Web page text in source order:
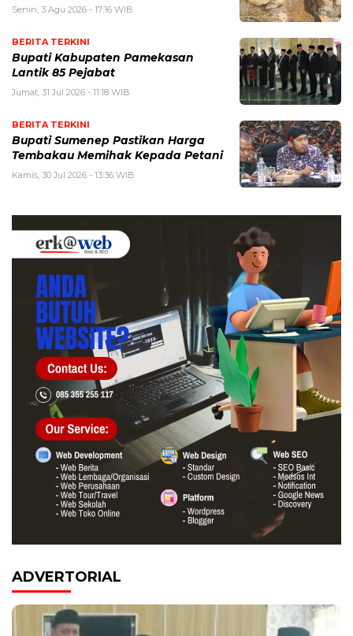
Senin, 3 Agu 2026 - 17:16 WIB
BERITA TERKINI
Bupati Kabupaten Pamekasan
Lantik 85 Pejabat
Jumat, 31 Jul 2026 - 11:18 WIB
BERITA TERKINI
Bupati Sumenep Pastikan Harga
Tembakau Memihak Kepada Petani
Kamis, 30 Jul 2026 - 13:36 WIB
ADVERTORIAL